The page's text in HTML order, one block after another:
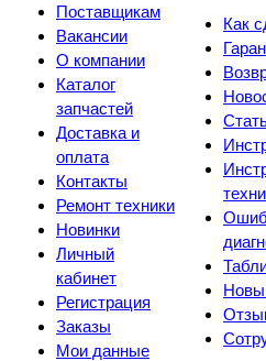
Поставщикам
Вакансии
О компании
Каталог
запчастей
Доставка и
оплата
Контакты
Ремонт техники
Новинки
Личный
кабинет
Регистрация
Заказы
Мои данные
Как